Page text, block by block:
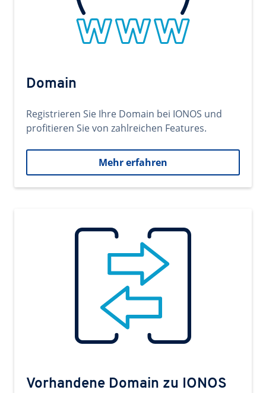
Domain
Registrieren Sie Ihre Domain bei IONOS und
profitieren Sie von zahlreichen Features.
Mehr erfahren
Vorhandene Domain zu IONOS